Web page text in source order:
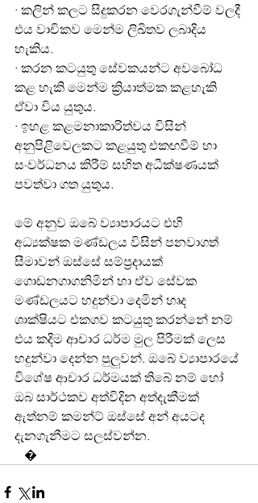
· කලින් කලට සිදුකරන වෙරගැන්වීම් වලදී
එය වාචිකව මෙන්ම ලිඛිතව ලබාදිය
හැකිය.
· කරන කටයුතු සේවකයන්ට අවබෝධ
කළ හැකි මෙන්ම ක්‍රියාත්මක කළහැකි
ඒවා විය යුතුය.
· ඉහළ කළමනාකාරිත්වය විසින්
අනුපිළිවෙලකට කළයුතු එකඟවීම් හා
සංවර්ධනය කිරීම් සහිත අධීක්ෂණයක්
පවත්වා ගත යුතුය.
මේ අනුව ඔබේ ව්‍යාපාරයට එහි
අධ්‍යක්ෂක මණ්ඩලය විසින් පනවාගත්
සීමාවන් ඔස්සේ සම්ප්‍රදායක්
ගොඩනගාගනිමින් හා ඒව සේවක
මණ්ඩලයට හදුන්වා දෙමින් හෘද
ශාක්ෂියට එකගව කටයුතු කරන්නේ නම්
එය කදිම ආචාර ධර්ම මුල පිරීමක් ලෙස
හදුන්වා දෙන්න පුලුවන්. ඔබේ ව්‍යාපාරයේ
විශේෂ ආචාර ධර්මයක් තිබේ නම් හෝ
ඔබ සාර්ථකව අත්විදින අත්දැකීමක්
ඇත්නම් කමන්ට් ඔස්සේ අන් අයටද
දැනගැනීමට සලස්වන්න.
   �